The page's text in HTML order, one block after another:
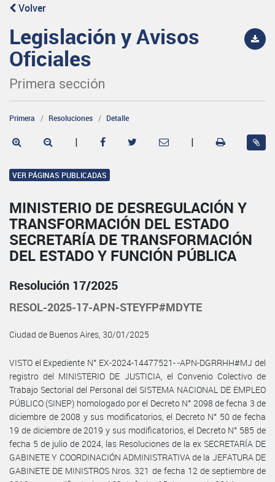
Volver
Legislación y Avisos
Oficiales
Primera sección
Primera Resoluciones Detalle
| |
VER PÁGINAS PUBLICADAS
MINISTERIO DE DESREGULACIÓN Y
TRANSFORMACIÓN DEL ESTADO
SECRETARÍA DE TRANSFORMACIÓN
DEL ESTADO Y FUNCIÓN PÚBLICA
Resolución 17/2025
RESOL-2025-17-APN-STEYFP#MDYTE
Ciudad de Buenos Aires, 30/01/2025
VISTO el Expediente N° EX-2024-14477521- -APN-DGRRHH#MJ del
registro del MINISTERIO DE JUSTICIA, el Convenio Colectivo de
Trabajo Sectorial del Personal del SISTEMA NACIONAL DE EMPLEO
PÚBLICO (SINEP) homologado por el Decreto N° 2098 de fecha 3 de
diciembre de 2008 y sus modificatorios, el Decreto N° 50 de fecha
19 de diciembre de 2019 y sus modificatorios, el Decreto N° 585 de
fecha 5 de julio de 2024, las Resoluciones de la ex SECRETARÍA DE
GABINETE Y COORDINACIÓN ADMINISTRATIVA de la JEFATURA DE
GABINETE DE MINISTROS Nros. 321 de fecha 12 de septiembre de